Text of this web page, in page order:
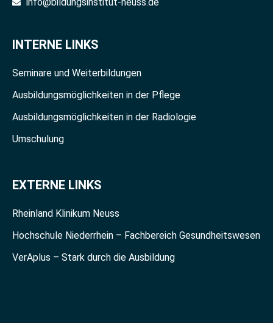
info@bildungsinstitut-neuss.de
INTERNE LINKS
Seminare und Weiterbildungen
Ausbildungsmöglichkeiten in der Pflege
Ausbildungsmöglichkeiten in der Radiologie
Umschulung
EXTERNE LINKS
Rheinland Klinikum Neuss
Hochschule Niederrhein – Fachbereich Gesundheitswesen
VerAplus – Stark durch die Ausbildung